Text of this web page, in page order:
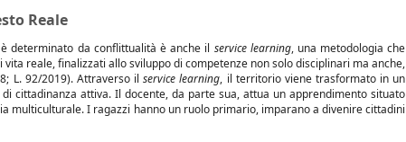
Reale
determinato da conflittualità è anche il service learning, una metodologia che
reale, finalizzati allo sviluppo di competenze non solo disciplinari ma anche,
L. 92/2019). Attraverso ilservice learning, il territorio viene trasformato in un
cittadinanza attiva. Il docente, da parte sua, attua un apprendimento situato
multiculturale. I ragazzi hanno un ruolo primario, imparano a divenire cittadini